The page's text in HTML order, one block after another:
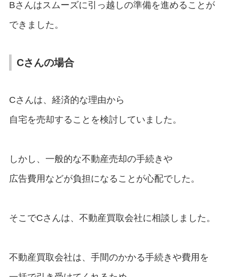
Bさんはスムーズに引っ越しの準備を進めることが
できました。
Cさんの場合
Cさんは、経済的な理由から
自宅を売却することを検討していました。
しかし、一般的な不動産売却の手続きや
広告費用などが負担になることが心配でした。
そこでCさんは、不動産買取会社に相談しました。
不動産買取会社は、手間のかかる手続きや費用を